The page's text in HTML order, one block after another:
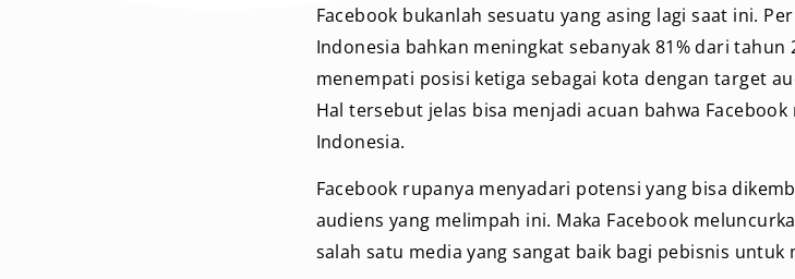
Facebook bukanlah sesuatu yang asing lagi saat ini.
Indonesia bahkan meningkat sebanyak 81% dari tahun
menempati posisi ketiga sebagai kota dengan target
Hal tersebut jelas bisa menjadi acuan bahwa
Indonesia.
Facebook rupanya menyadari potensi yang bisa
audiens yang melimpah ini. Maka Facebook
salah satu media yang sangat baik bagi pebisnis